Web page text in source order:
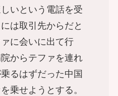
いという電話を受
は取引先からだと
に会いに出て行
からテファを連れ
るはずだった中国
乗せようとする。